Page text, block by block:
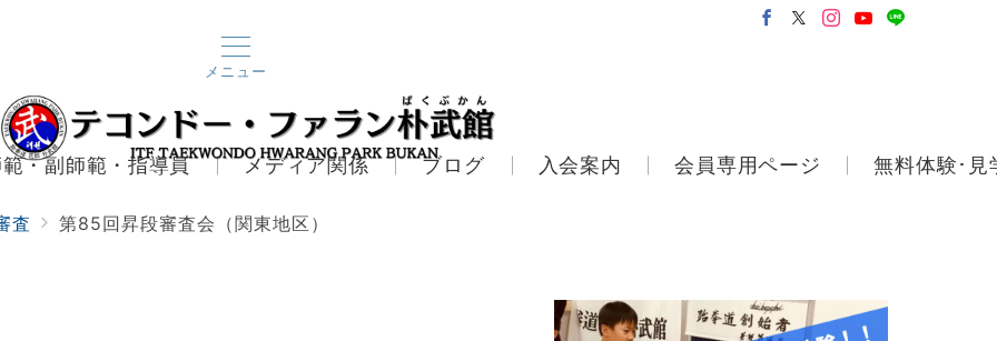
メニュー
・副師範・指導員 メディア関係 ブログ 入会案内 会員専用ページ 無料体験･見
査 第85回昇段審査会（関東地区）